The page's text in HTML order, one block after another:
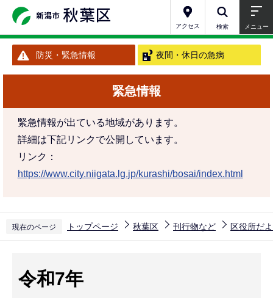
ジ
先
アクセス 検索 メニュー
防災・緊急情報 夜間・休日の急病
緊急情報
緊急情報が出ている地域があります。
詳細は下記リンクで公開しています。
リンク：
https://www.city.niigata.lg.jp/kurashi/bosai/index.html
現在のページ トップページ 秋葉区 刊行物など 区役所だ
令和7年